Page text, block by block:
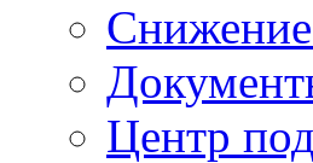
Центр